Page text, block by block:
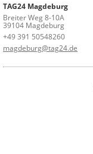
TAG24 Magdeburg
Breiter Weg 8-10A
39104 Magdeburg
+49 391 50548260
magdeburg@tag24.de